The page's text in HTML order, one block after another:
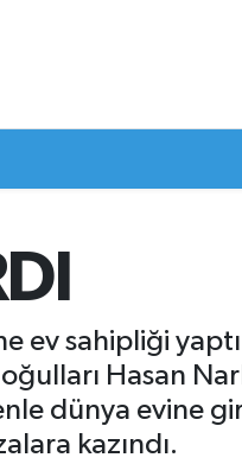
ev sahipliği
Hasan
dünya evine
kazındı.